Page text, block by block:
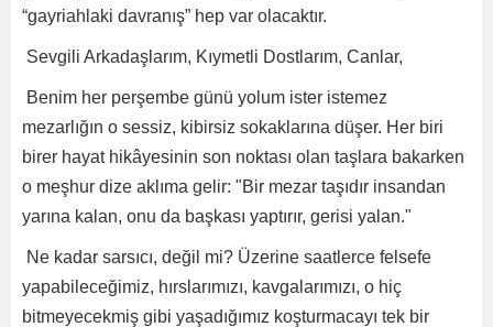
“gayriahlaki davranış” hep var olacaktır.
Sevgili Arkadaşlarım, Kıymetli Dostlarım, Canlar,
Benim her perşembe günü yolum ister istemez
mezarlığın o sessiz, kibirsiz sokaklarına düşer. Her biri
birer hayat hikâyesinin son noktası olan taşlara bakarken
o meşhur dize aklıma gelir: "Bir mezar taşıdır insandan
yarına kalan, onu da başkası yaptırır, gerisi yalan."
Ne kadar sarsıcı, değil mi? Üzerine saatlerce felsefe
yapabileceğimiz, hırslarımızı, kavgalarımızı, o hiç
bitmeyecekmiş gibi yaşadığımız koşturmacayı tek bir